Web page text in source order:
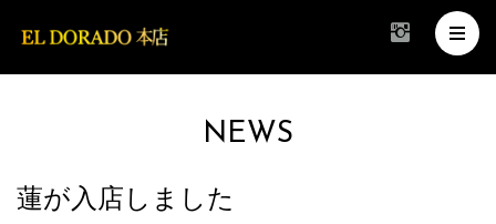
NEWS
蓮が入店しました